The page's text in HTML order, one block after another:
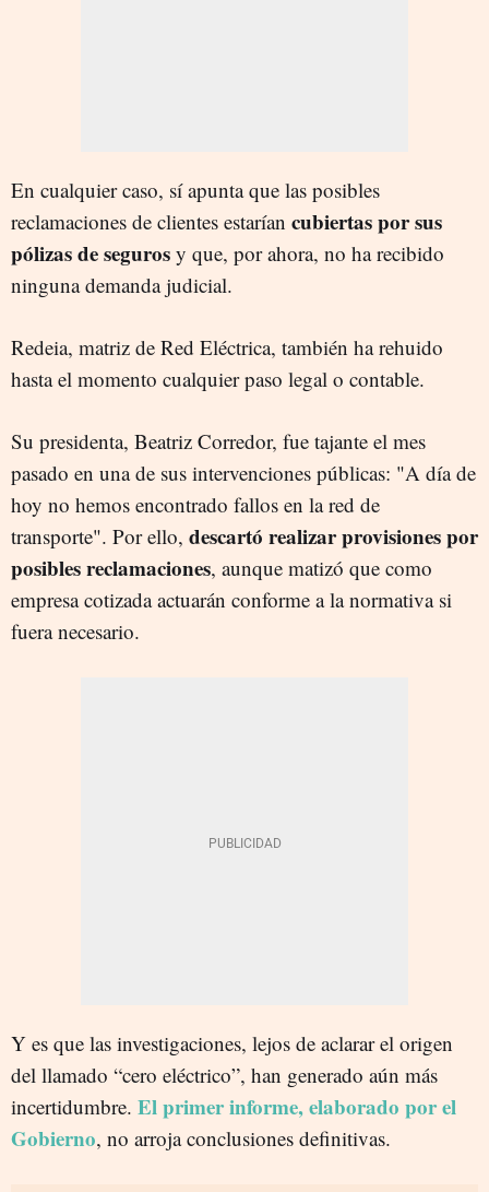
En cualquier caso, sí apunta que las posibles
reclamaciones de clientes estarían cubiertas por sus
pólizas de seguros y que, por ahora, no ha recibido
ninguna demanda judicial.
Redeia, matriz de Red Eléctrica, también ha rehuido
hasta el momento cualquier paso legal o contable.
Su presidenta, Beatriz Corredor, fue tajante el mes
pasado en una de sus intervenciones públicas: "A día de
hoy no hemos encontrado fallos en la red de
transporte". Por ello, descartó realizar provisiones por
posibles reclamaciones, aunque matizó que como
empresa cotizada actuarán conforme a la normativa si
fuera necesario.
Y es que las investigaciones, lejos de aclarar el origen
del llamado “cero eléctrico”, han generado aún más
incertidumbre. El primer informe, elaborado por el
Gobierno, no arroja conclusiones definitivas.